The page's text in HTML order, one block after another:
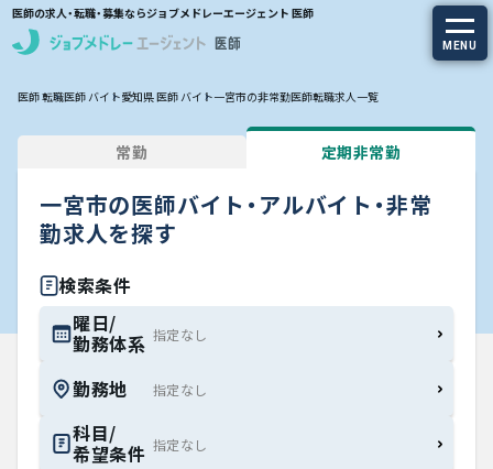
医師の求人・転職・募集ならジョブメドレーエージェント 医師
MENU
求人を探す
常勤の求人
定期非常勤の求人
特集から探す
エージェントサービス
エージェントサービスTOP
サービスの流れ
医師 転職医師 バイト愛知県 医師 バイト一宮市の非常勤医師転職求人一覧
常勤 定期非常勤
一宮市の医師バイト・アルバイト・非常
勤求人を探す
検索条件
曜日/
勤務体系
勤務地
科目/
希望条件